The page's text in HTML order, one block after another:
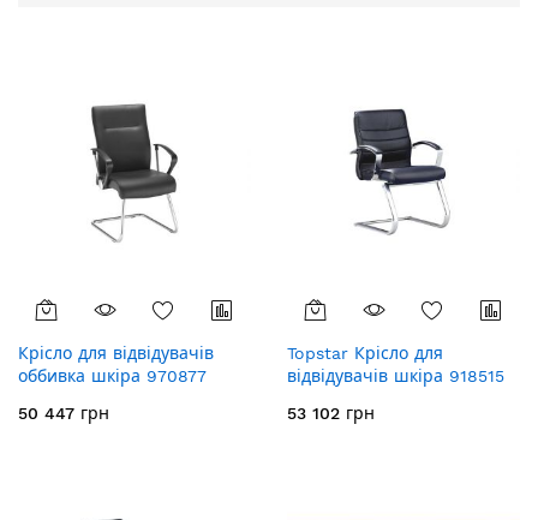
Крісло для відвідувачів
оббивка шкіра 970877
50 447 грн
Topstar Крісло для
відвідувачів шкіра 918515
53 102 грн